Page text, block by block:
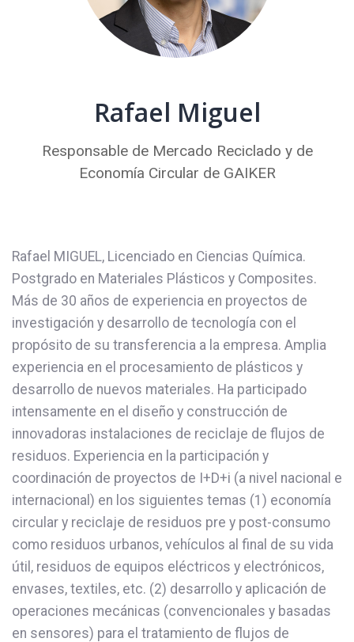
Rafael Miguel
Responsable de Mercado Reciclado y de
Economía Circular de GAIKER
Rafael MIGUEL, Licenciado en Ciencias Química.
Postgrado en Materiales Plásticos y Composites.
Más de 30 años de experiencia en proyectos de
investigación y desarrollo de tecnología con el
propósito de su transferencia a la empresa. Amplia
experiencia en el procesamiento de plásticos y
desarrollo de nuevos materiales. Ha participado
intensamente en el diseño y construcción de
innovadoras instalaciones de reciclaje de flujos de
residuos. Experiencia en la participación y
coordinación de proyectos de I+D+i (a nivel nacional e
internacional) en los siguientes temas (1) economía
circular y reciclaje de residuos pre y post-consumo
como residuos urbanos, vehículos al final de su vida
útil, residuos de equipos eléctricos y electrónicos,
envases, textiles, etc. (2) desarrollo y aplicación de
operaciones mecánicas (convencionales y basadas
en sensores) para el tratamiento de flujos de